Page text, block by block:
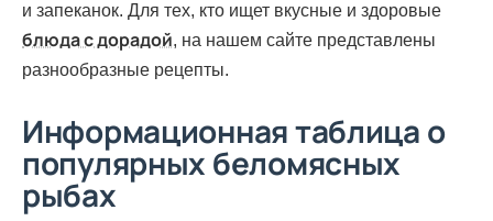
и запеканок. Для тех, кто ищет вкусные и здоровые
блюда с дорадой, на нашем сайте представлены
разнообразные рецепты.
Информационная таблица о
популярных беломясных
рыбах